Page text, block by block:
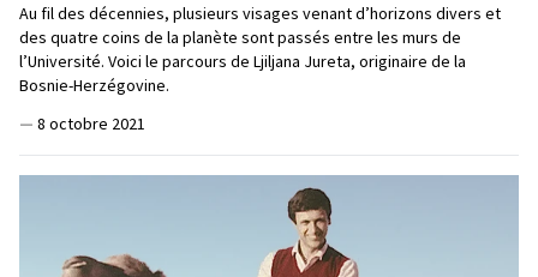
Au fil des décennies, plusieurs visages venant d’horizons divers et
des quatre coins de la planète sont passés entre les murs de
l’Université. Voici le parcours de Ljiljana Jureta, originaire de la
Bosnie-Herzégovine.
— 8 octobre 2021